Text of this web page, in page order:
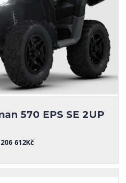
570 EPS SE 2UP
206 612Kč